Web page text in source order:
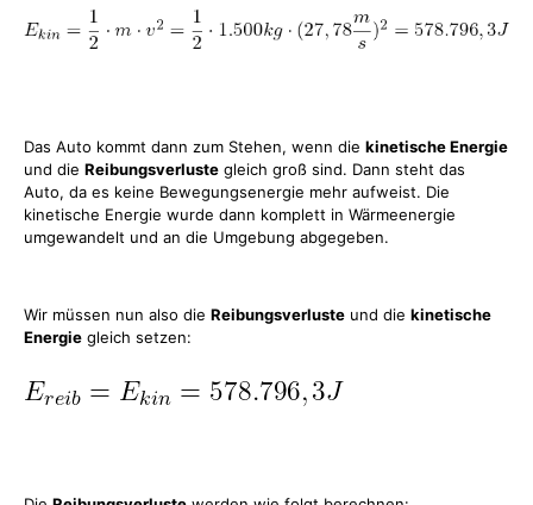
Das Auto kommt dann zum Stehen, wenn die kinetische Energie
und die Reibungsverluste gleich groß sind. Dann steht das
Auto, da es keine Bewegungsenergie mehr aufweist. Die
kinetische Energie wurde dann komplett in Wärmeenergie
umgewandelt und an die Umgebung abgegeben.
Wir müssen nun also die Reibungsverluste und die kinetische
Energie gleich setzen: